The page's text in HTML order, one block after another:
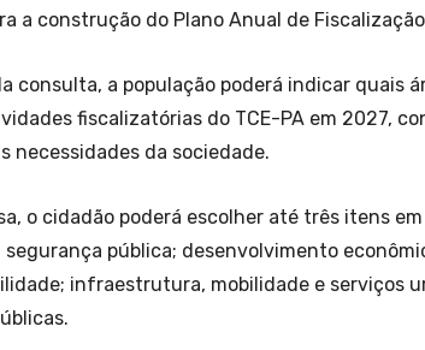
a construção do Plano Anual de
consulta, a população poderá indicar quais
fiscalizatórias do TCE-PA em 2027,
necessidades da sociedade.
o cidadão poderá escolher até três itens
segurança pública; desenvolvimento
infraestrutura, mobilidade e serviços